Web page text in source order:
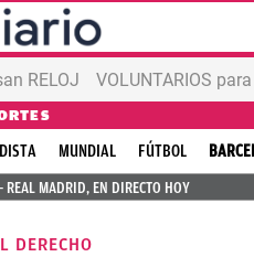
RELOJ VOLUNTARIOS
MUNDIAL FÚTBOL
REAL MADRID, EN DIRECTO HOY
DERECHO